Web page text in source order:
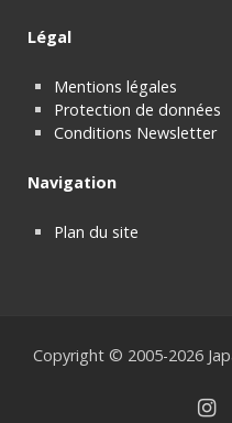
Légal
Mentions légales
Protection de données
Conditions Newsletter
Navigation
Plan du site
Copyright © 2005-2026